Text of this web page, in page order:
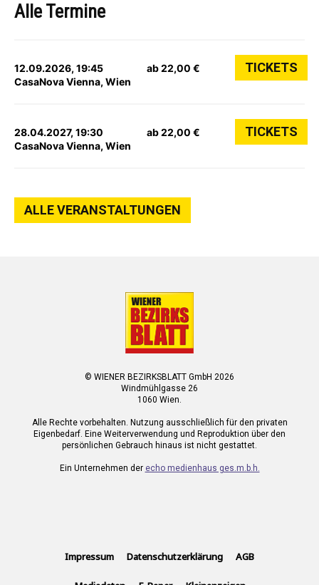
Alle Termine
12.09.2026, 19:45
CasaNova Vienna, Wien
ab 22,00 € TICKETS
28.04.2027, 19:30
CasaNova Vienna, Wien
ab 22,00 € TICKETS
ALLE VERANSTALTUNGEN
© WIENER BEZIRKSBLATT GmbH 2026
Windmühlgasse 26
1060 Wien.
Alle Rechte vorbehalten. Nutzung ausschließlich für den privaten
Eigenbedarf. Eine Weiterverwendung und Reproduktion über den
persönlichen Gebrauch hinaus ist nicht gestattet.
Ein Unternehmen der echo medienhaus ges.m.b.h.
Impressum Datenschutzerklärung AGB